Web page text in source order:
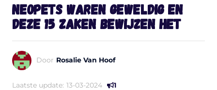
Neopets waren geweldig en
deze 15 zaken bewijzen het
Door Rosalie Van Hoof
Laatste update: 13-03-2024 1